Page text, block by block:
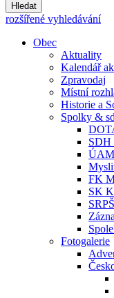
Hledat
rozšířené vyhledávání
Obec
Aktuality
Kalendář
Zpravodaj
Místní
Historie a
Spolky &
SDH
FK
SK
Fotogalerie